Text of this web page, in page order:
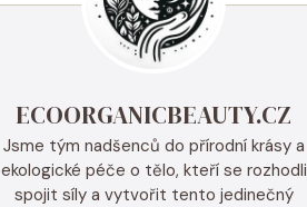
ECOORGANICBEAUTY.CZ
Jsme tým nadšenců do přírodní krásy a
ekologické péče o tělo, kteří se rozhodli
spojit síly a vytvořit tento jedinečný